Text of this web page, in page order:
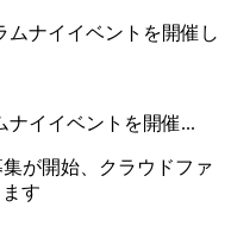
ナイイベントを開催...